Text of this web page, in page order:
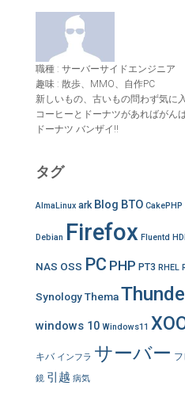
職種 : サーバーサイドエンジニア
趣味 : 散歩、MMO、自作PC
新しいもの、古いもの問わず気に
コーヒーとドーナツがあればがん
ドーナツ バンザイ!!
タグ
AlmaLinux ark Blog BTO CakePHP
Debian Firefox Fluentd
NAS OSS PC PHP PT3 RHEL
SynologyThema
windows 10 Windows11
キバ インフラ サーバー
鏡 引越 病気